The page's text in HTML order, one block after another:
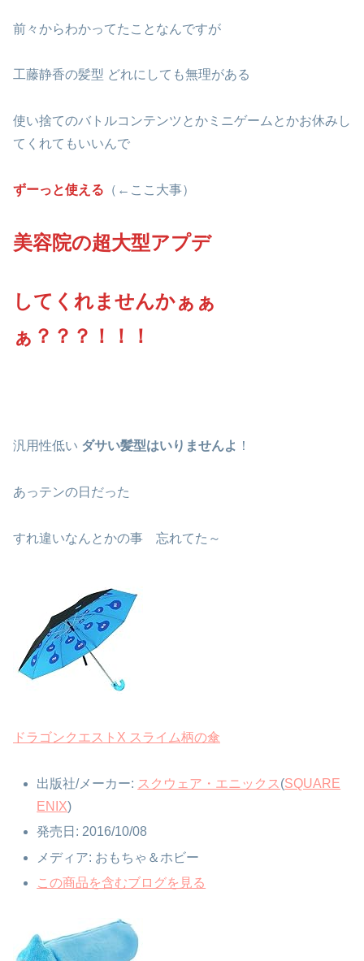
前々からわかってたことなんですが
工藤静香の髪型 どれにしても無理がある
使い捨てのバトルコンテンツとかミニゲームとかお休みし
てくれてもいいんで
ずーっと使える （←ここ大事）
美容院の超大型アプデ
してくれませんかぁぁ
ぁ？？？！！！
汎用性低い ダサい髪型はいりませんよ ！
あっテンの日だった
すれ違いなんとかの事 忘れてた～
ドラゴンクエストX スライム柄の傘
出版社/メーカー: スクウェア・エニックス (SQUARE
ENIX)
発売日 : 2016/10/08
メディア: おもちゃ＆ホビー
この商品を含むブログを見る